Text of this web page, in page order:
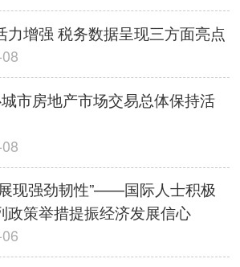
力增强 税务数据呈现三方面亮点
市房地产市场交易总体保持活
现强劲韧性”——国际人士积极
政策举措提振经济发展信心